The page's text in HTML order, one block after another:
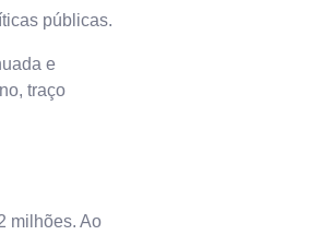
públicas.
e
traço
milhões. Ao